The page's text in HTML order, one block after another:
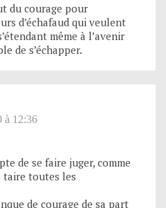
du courage pour
d’échafaud qui veulent
même à l’avenir
de s’échapper.
à 12:36
de se faire juger, comme
taire toutes les
de courage de sa part